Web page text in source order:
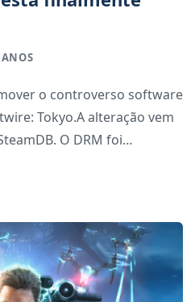
o controverso software
Tokyo.A alteração vem
O DRM foi
justificação